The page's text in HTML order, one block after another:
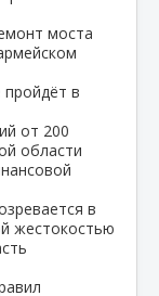
моста
в
от 200
области
в
жестокостью